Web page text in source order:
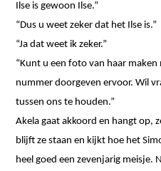
Ilse is gewoon Ilse.”
“Dus u weet zeker dat het Ilse is.”
“Ja dat weet ik zeker.”
“Kunt u een foto van haar
nummer doorgeven ervoor. Wil
tussen ons te houden.”
Akela gaat akkoord en hangt op,
blijft ze staan en kijkt hoe het
heel goed een zevenjarig meisje.